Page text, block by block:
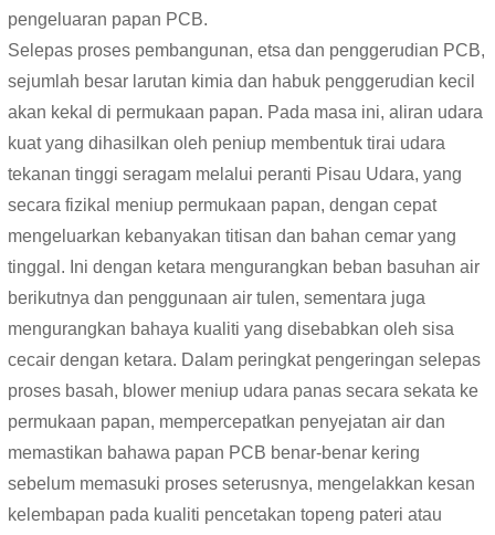
pengeluaran papan PCB.
Selepas proses pembangunan, etsa dan penggerudian PCB,
sejumlah besar larutan kimia dan habuk penggerudian kecil
akan kekal di permukaan papan. Pada masa ini, aliran udara
kuat yang dihasilkan oleh peniup membentuk tirai udara
tekanan tinggi seragam melalui peranti Pisau Udara, yang
secara fizikal meniup permukaan papan, dengan cepat
mengeluarkan kebanyakan titisan dan bahan cemar yang
tinggal. Ini dengan ketara mengurangkan beban basuhan air
berikutnya dan penggunaan air tulen, sementara juga
mengurangkan bahaya kualiti yang disebabkan oleh sisa
cecair dengan ketara. Dalam peringkat pengeringan selepas
proses basah, blower meniup udara panas secara sekata ke
permukaan papan, mempercepatkan penyejatan air dan
memastikan bahawa papan PCB benar-benar kering
sebelum memasuki proses seterusnya, mengelakkan kesan
kelembapan pada kualiti pencetakan topeng pateri atau